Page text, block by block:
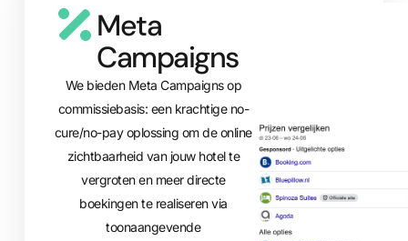
Meta
Campaigns
We bieden Meta Campaigns op
commissiebasis: een krachtige no-
cure/no-pay oplossing om de online
zichtbaarheid van jouw hotel te
vergroten en meer directe
boekingen te realiseren via
toonaangevende